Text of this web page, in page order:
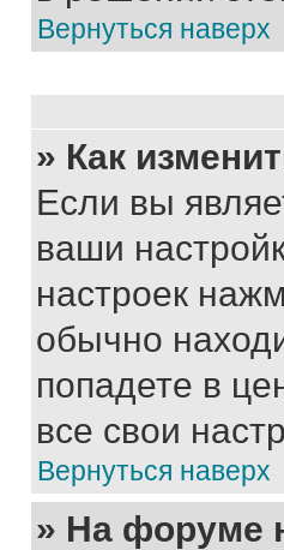
Вернуться наверх
» Как
Если вы
ваши
настроек
обычно
попадете в
все свои
Вернуться наверх
» На форуме